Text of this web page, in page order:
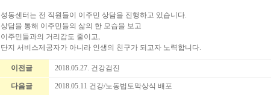
성동센터는 전 직원들이 이주민 상담을 진행하고 있습니다.
상담을 통해 이주민들의 삶의 한 모습을 보고
이주민들과의 거리감도 줄이고,
단지 서비스제공자가 아니라 인생의 친구가 되고자 노력합니다.
이전글 2018.05.27. 건강검진
다음글 2018.05.11 건강/노동법토막상식 배포